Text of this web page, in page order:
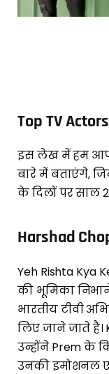
Top TV
इस लेख में हम
बारे में बताएंगे,
के दिलों पर साल
Harshad
Yeh Rishta Kya
की भूमिका
भारतीय टीवी
लिए जाने जाते हैं।
उन्होंने Prem के
उनकी इमोशनल